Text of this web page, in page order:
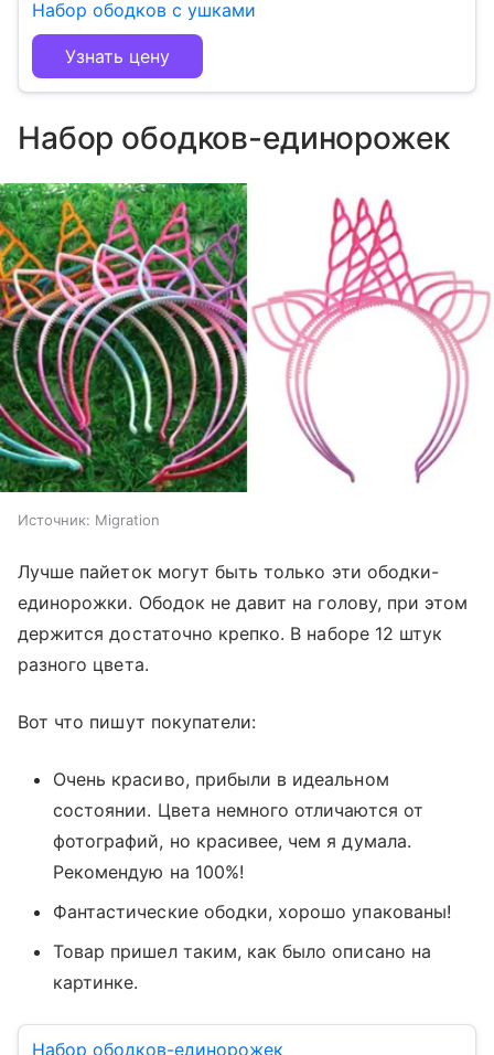
Набор ободков с ушками
Узнать цену
Набор ободков-единорожек
Источник: Migration
Лучше пайеток могут быть только эти ободки-
единорожки. Ободок не давит на голову, при этом
держится достаточно крепко. В наборе 12 штук
разного цвета.
Вот что пишут покупатели:
Очень красиво, прибыли в идеальном
состоянии. Цвета немного отличаются от
фотографий, но красивее, чем я думала.
Рекомендую на 100%!
Фантастические ободки, хорошо упакованы!
Товар пришел таким, как было описано на
картинке.
Набор ободков-единорожек